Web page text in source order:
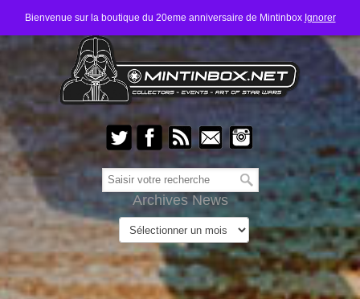
Bienvenue sur la boutique du 20eme anniversaire de Mintinbox Ignorer
Archives News